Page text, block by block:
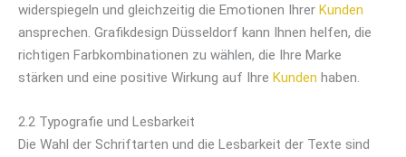
widerspiegeln und gleichzeitig die Emotionen Ihrer Kunden
ansprechen. Grafikdesign Düsseldorf kann Ihnen helfen, die
richtigen Farbkombinationen zu wählen, die Ihre Marke
stärken und eine positive Wirkung auf Ihre Kunden haben.
2.2 Typografie und Lesbarkeit
Die Wahl der Schriftarten und die Lesbarkeit der Texte sind